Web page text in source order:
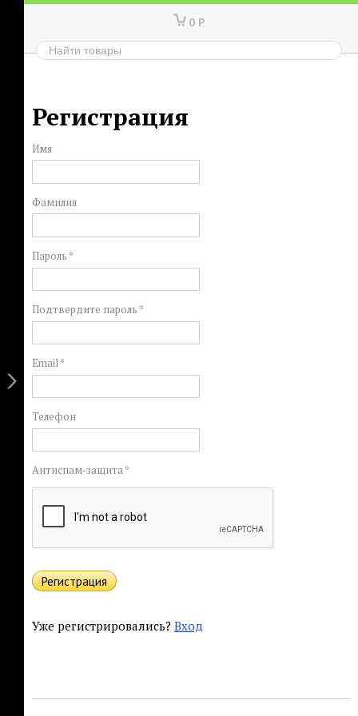
0 Р
Регистрация
Имя
Фамилия
Пароль *
Подтвердите пароль *
Email *
Телефон
Антиспам-защита *
Уже регистрировались? Вход